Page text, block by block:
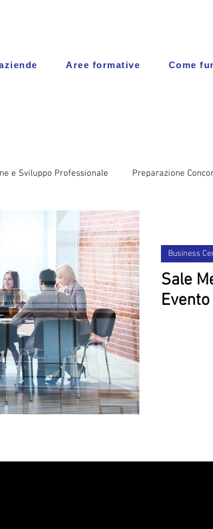
e Sviluppo Professionale Preparazione
Sale
Business
Aree formative Come